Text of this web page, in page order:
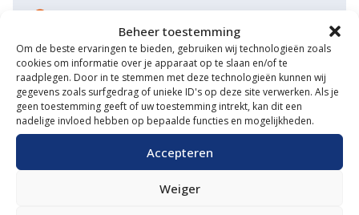
Beheer toestemming
Om de beste ervaringen te bieden, gebruiken wij technologieën zoals
cookies om informatie over je apparaat op te slaan en/of te
raadplegen. Door in te stemmen met deze technologieën kunnen wij
gegevens zoals surfgedrag of unieke ID's op deze site verwerken. Als je
geen toestemming geeft of uw toestemming intrekt, kan dit een
nadelige invloed hebben op bepaalde functies en mogelijkheden.
Accepteren
Weiger
Grote voorraad minitrekkers
Grootste in kleine tractoren